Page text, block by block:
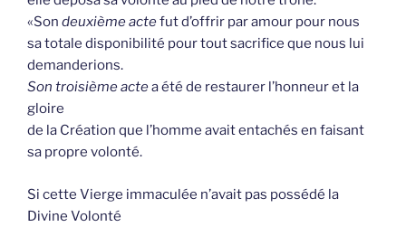
«Son deuxième actefut d’offrir par amour pour nous
sa totale disponibilité pour tout sacrifice que nous lui
demanderions.
Son troisième actea été de restaurer l’honneur et la
gloire
de la Création que l’homme avait entachés en faisant
sa propre volonté.
Si cette Vierge immaculée n’avait pas possédé la
Divine Volonté